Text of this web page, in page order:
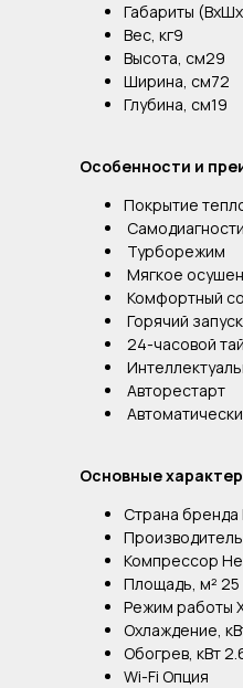
Габариты
Вес, кг9
Высота, см29
Ширина, см72
Глубина, см19
Особенности и
Покрытие
Турборежим
Мягкое
Комфортный
Горячий запуск
24-часовой
Авторестарт
Основные
Страна бренда
Компрессор
Площадь, м² 25
Режим работы
Охлаждение,
Обогрев, кВт
Wi-Fi Опция